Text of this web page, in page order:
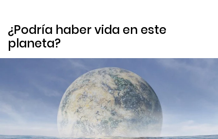
¿Podría haber vida en este
planeta?